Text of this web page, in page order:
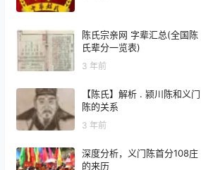
陈氏宗亲网 字辈汇总(全国陈
氏辈分一览表)
3 年前
【陈氏】解析 . 颍川陈和义门
陈的关系
3 年前
深度分析，义门陈首分108庄
的来历